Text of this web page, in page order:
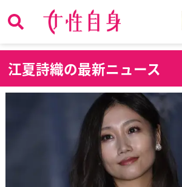
江夏詩織の最新ニュース